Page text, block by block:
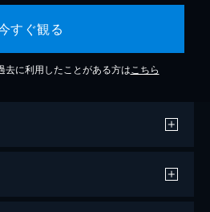
すぐ観る
去に利用したことがある方は こちら